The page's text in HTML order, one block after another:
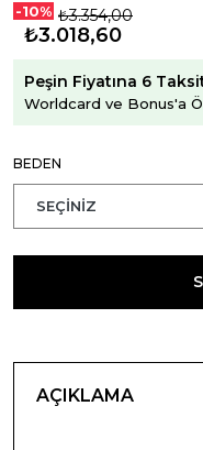
-10% ₺3.354,00
₺3.018,60
Peşin Fiyatına 6
Worldcard ve Bonus'a
BEDEN
AÇIKLAMA